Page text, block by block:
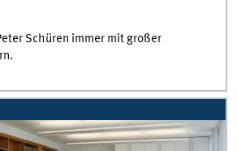
Schüren immer mit großer